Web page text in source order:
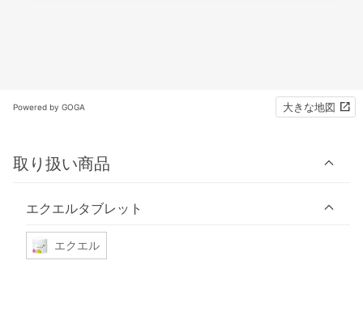
Powered by GOGA 大きな地図
取り扱い商品
エクエルタブレット
エクエル